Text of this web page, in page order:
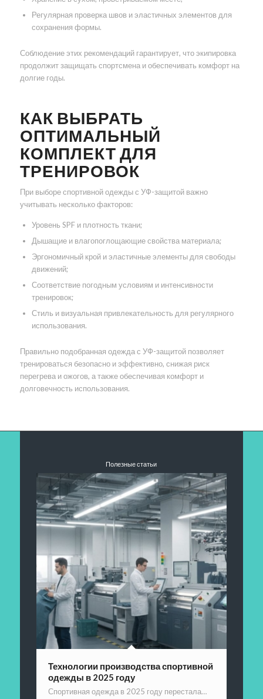
Регулярная проверка швов и эластичных элементов для
сохранения формы.
Соблюдение этих рекомендаций гарантирует, что экипировка
продолжит защищать спортсмена и обеспечивать комфорт на
долгие годы.
КАК ВЫБРАТЬ
ОПТИМАЛЬНЫЙ
КОМПЛЕКТ ДЛЯ
ТРЕНИРОВОК
При выборе спортивной одежды с УФ-защитой важно
учитывать несколько факторов:
Уровень SPF и плотность ткани;
Дышащие и влагопоглощающие свойства материала;
Эргономичный крой и эластичные элементы для свободы
движений;
Соответствие погодным условиям и интенсивности
тренировок;
Стиль и визуальная привлекательность для регулярного
использования.
Правильно подобранная одежда с УФ-защитой позволяет
тренироваться безопасно и эффективно, снижая риск
перегрева и ожогов, а также обеспечивая комфорт и
долговечность использования.
Полезные статьи
Технологии производства спортивной
одежды в 2025 году
Спортивная одежда в 2025 году перестала…